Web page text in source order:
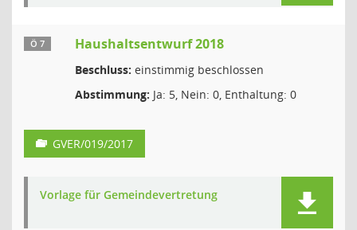
Ö 7 Haushaltsentwurf 2018
Beschluss: einstimmig beschlossen
Abstimmung: Ja: 5, Nein: 0, Enthaltung: 0
GVER/019/2017
Vorlage für Gemeindevertretung